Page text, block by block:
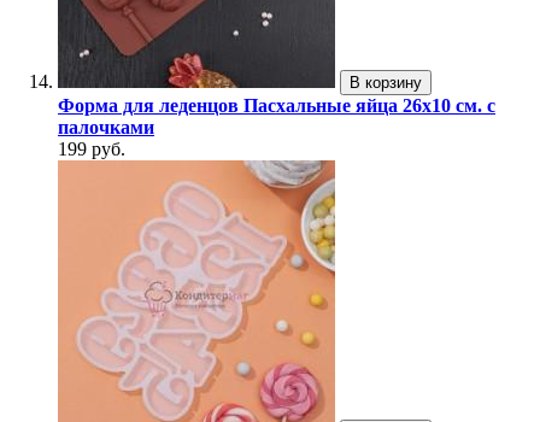
В корзину
Форма для леденцов Пасхальные яйца 26х10 см. с
палочками
199 руб.